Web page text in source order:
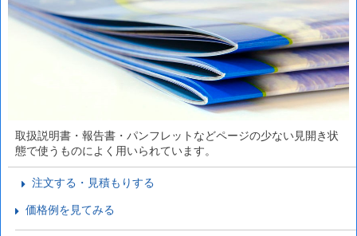
取扱説明書・報告書・パンフレットなどページの少ない見開き状
態で使うものによく用いられています。
注文する・見積もりする
価格例を見てみる